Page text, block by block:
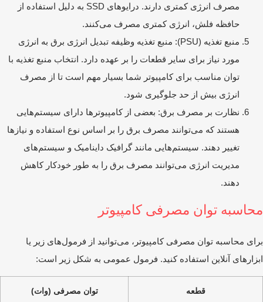
مصرف انرژی کمتری دارند. درایوهای SSD به دلیل استفاده از
حافظه فلش، انرژی کمتری مصرف می‌کنند.
منبع تغذیه (PSU): منبع تغذیه وظیفه تبدیل انرژی برق به انرژی
مورد نیاز برای سایر قطعات را بر عهده دارد. انتخاب منبع تغذیه با
توان مناسب برای کامپیوتر شما بسیار مهم است تا از مصرف
انرژی بیش از حد جلوگیری شود.
نظارت بر مصرف برق: بعضی از کامپیوترها دارای سیستم‌هایی
هستند که می‌توانند مصرف برق را بر اساس نوع استفاده و نیازها
تغییر دهند. سیستم‌هایی مانند گرافیک داینامیک و سیستم‌های
مدیریت انرژی می‌توانند مصرف برق را به طور خودکار کاهش
دهند.
توان مصرفی کامپیوتر
محاسبه توان مصرفی کامپیوتر، می‌توانید از فرمول‌های زیر یا
آنلاین استفاده کنید. فرمول عمومی به شکل زیر است:
قطعه توان مصرفی (وات)